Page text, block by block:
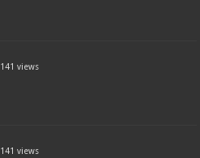
141 views
141 views